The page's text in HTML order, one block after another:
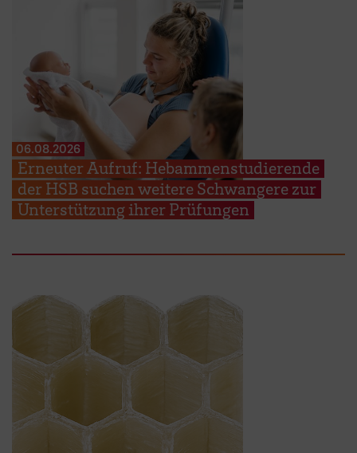
06.08.2026
Erneuter Aufruf: Hebammenstudierende
der HSB suchen weitere Schwangere zur
Unterstützung ihrer Prüfungen